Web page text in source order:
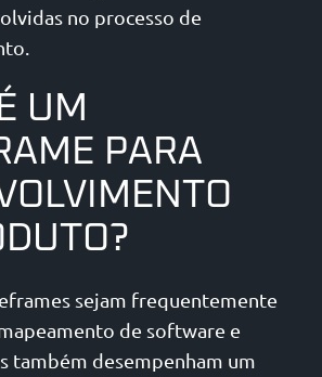
no processo de
UM
PARA
sejam frequentemente
de software e
também desempenham um